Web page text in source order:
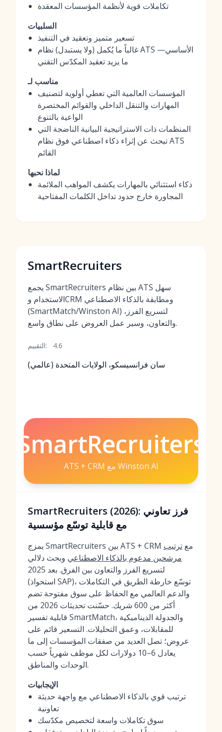
تكاملات قوية لأنظمة المؤسسات المعقدة
السلبيات
تسعير متميز وتعقيد في التنفيذ
غالباً ما يُكمل (ولا يستبدل) نظام ATS الأساسي—
ما يزيد تعقيد المكدّس التقني
مناسب لـ
المؤسسات العالمية التي تعطي أولوية لتصنيف
المهارات والتنقل الداخلي والقوائم المختصرة
الواعية بالتنوع
المنظمات ذات الاستراتيجية البيانية الناضجة التي
تبحث عن إثراء ذكاء اصطناعي فوق نظام ATS
القائم
لماذا نحبها
ذكاء استثنائي بالمهارات يكشف المواهب الملائمة
المجاورة خارج حدود تداخل الكلمات المفتاحية
SmartRecruiters
يجمع SmartRecruiters بين نظام ATS سهل
الاستخدام وCRM ومطابقة بالذكاء الاصطناعي
(SmartMatch/Winston AI) لتسريع الفرز،
والتعاون، وسير عمل العروض على نطاق واسع.
التقييم: 4.6
سان فرانسيسكو، الولايات المتحدة (عالمي)
SmartRecruiters
ATS + CRM مع Winston AI
SmartRecruiters (2026): فرز تعاوني
مع قابلية توسّع مؤسسية
يمزج SmartRecruiters بين ATS + CRM مع ترتيب
مرشحين مدعوم بالذكاء الاصطناعي وبحث دلالي
لتسريع الفرز والتعاون بين الفرق. بعد 2025
(استحواذ SAP)، توسّع خارطة الطريق في التكاملات
والدعم العالمي مع الحفاظ على سوق مفتوحة تضم
أكثر من 600 شريك. حسّنت تحديثات 2026 من
قابلية تفسير SmartMatch، والجدولة الديناميكية
للمقابلات، وعمق التحليلات. التسعير قائم على
عروض؛ تصل العديد من صفقات المؤسسات إلى ما
يعادل 6–10 دولارات لكل موظف شهرياً حسب
الوحدات والمناطق.
الإيجابيات
ترتيب قوي بالذكاء الاصطناعي مع واجهة حديثة
تعاونية
سوق تكاملات واسعة لتخصيص مكدّسك